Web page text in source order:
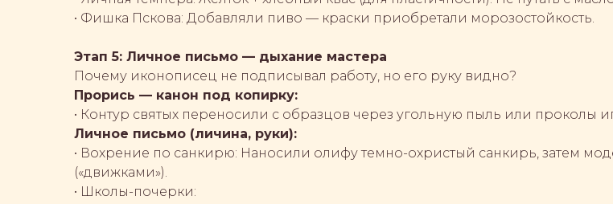
• Фишка Пскова: Добавляли пиво — краски приобретали морозостойкость.
Этап 5: Личное письмо — дыхание мастера
Почему иконописец не подписывал работу, но его руку видно?
Прорись — канон под копирку:
• Контур святых переносили с образцов через угольную пыль или проколы
Личное письмо (личина, руки):
• Вохрение по санкирю: Наносили олифу темно-охристый санкирь, затем
(«движками»).
• Школы-почерки: